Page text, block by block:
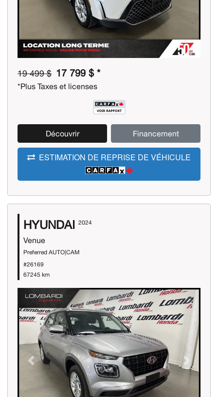
19 499 $ 17 799 $ *
*Plus Taxes et licenses
Découvrir Financement
ESTIMATION DE REPRISE DE VÉHICULE
HYUNDAI 2024
Venue
Preferred AUTO|CAM
#26169
67245 km
Previous Next